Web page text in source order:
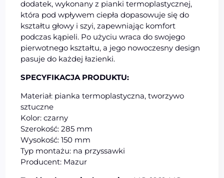
dodatek, wykonany z pianki termoplastycznej,
która pod wpływem ciepła dopasowuje się do
kształtu głowy i szyi, zapewniając komfort
podczas kąpieli. Po użyciu wraca do swojego
pierwotnego kształtu, a jego nowoczesny design
pasuje do każdej łazienki.
SPECYFIKACJA PRODUKTU:
Materiał: pianka termoplastyczna, tworzywo
sztuczne
Kolor: czarny
Szerokość: 285 mm
Wysokość: 150 mm
Typ montażu: na przyssawki
Producent: Mazur